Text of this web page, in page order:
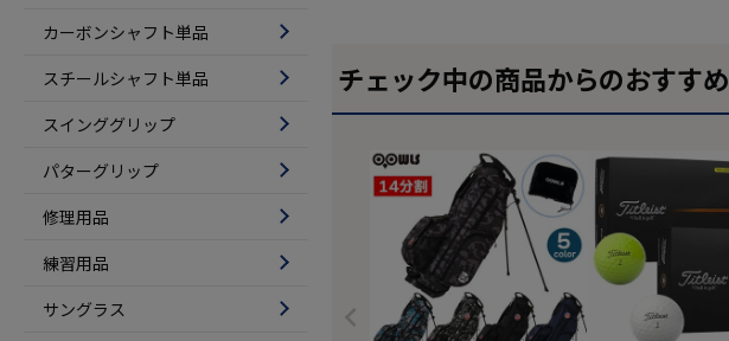
カーボンシャフト単品
スチールシャフト単品
スインググリップ
パターグリップ
修理用品
練習用品
サングラス
チェック中の商品からのおすすめ